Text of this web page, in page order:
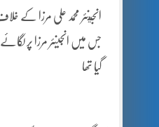
انجينئر محمد علی مرزا کے
گیا تھا